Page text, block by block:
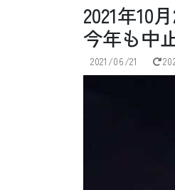
2021年10
今年も中
2021/06/21